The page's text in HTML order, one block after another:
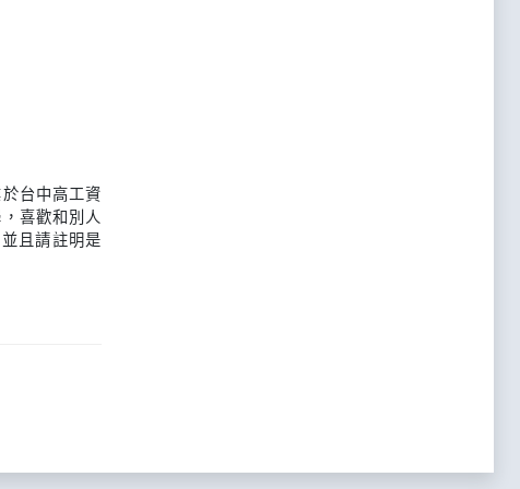
台中高工資
喜歡和別人
並且請註明是